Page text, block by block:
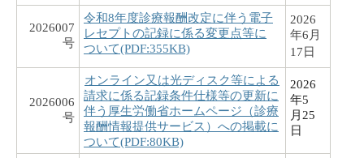
2026007
号
令和8年度診療報酬改定に伴う電子
レセプトの記録に係る変更点等に
ついて(PDF:355KB)
2026
年6月
17日
2026006
号
オンライン又は光ディスク等による
請求に係る記録条件仕様等の更新に
伴う厚生労働省ホームページ（診療
報酬情報提供サービス）への掲載に
ついて(PDF:80KB)
2026
年5
月25
日